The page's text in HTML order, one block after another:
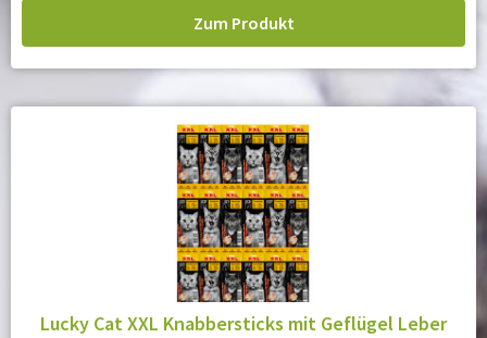
Zum Produkt
Lucky Cat XXL Knabbersticks mit Geflügel Leber